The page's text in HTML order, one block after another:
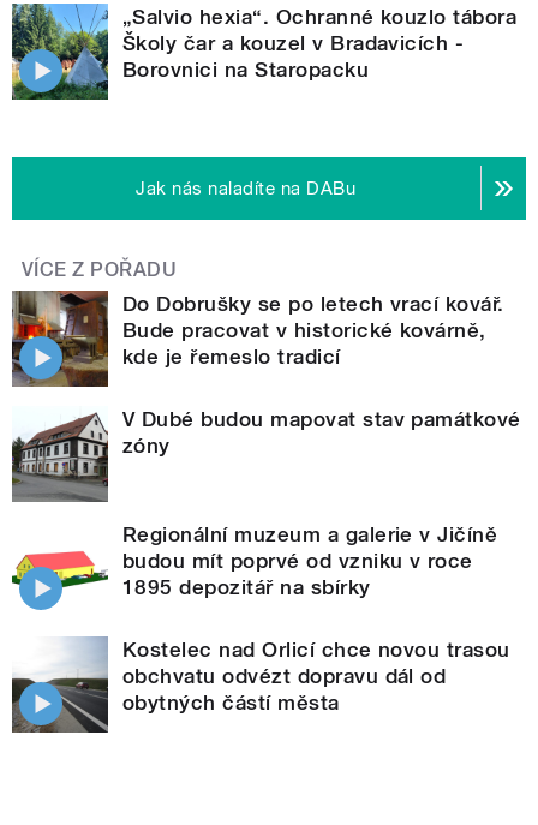
„Salvio hexia“. Ochranné kouzlo tábora
Školy čar a kouzel v Bradavicích -
Borovnici na Staropacku
Jak nás naladíte na DABu
VÍCE Z POŘADU
Do Dobrušky se po letech vrací kovář.
Bude pracovat v historické kovárně,
kde je řemeslo tradicí
V Dubé budou mapovat stav památkové
zóny
Regionální muzeum a galerie v Jičíně
budou mít poprvé od vzniku v roce
1895 depozitář na sbírky
Kostelec nad Orlicí chce novou trasou
obchvatu odvézt dopravu dál od
obytných částí města